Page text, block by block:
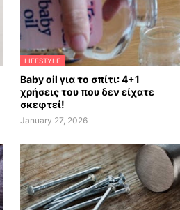
LIFESTYLE
Baby oil για το σπίτι: 4+1
χρήσεις του που δεν είχατε
σκεφτεί!
January 27, 2026